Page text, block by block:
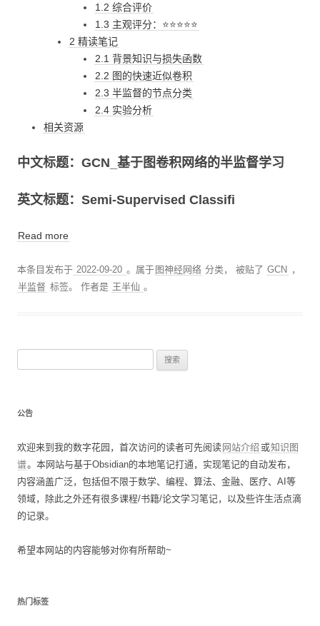
1.2 综合评价
1.3 主观评分：⭐⭐⭐⭐⭐
2 精读笔记
2.1 背景知识与损失函数
2.2 图的快速近似卷积
2.3 半监督的节点分类
2.4 实验分析
相关资源
中文标题：GCN_基于图卷积网络的半监督学习
英文标题：Semi-Supervised Classifi
Read more
本条目发布于 2022-09-20 。属于图神经网络 分类， 被贴了 GCN ，
半监督 标签。 作者是 王半仙 。
公告
欢迎来到我的数字花园，首次访问的读者可先阅读 网站介绍 或知识图
谱。本网站与基于Obsidian的本地笔记打通，实现笔记的自动发布，
内容涵盖广泛，包括但不限于数学、编程、算法、金融、医疗、AI等
领域，除此之外还有很多课程/书籍/论文学习笔记，以及些许生活点滴
的记录。
希望本网站的内容能够对你有所帮助~
热门标签